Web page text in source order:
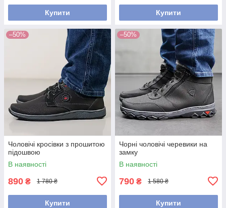
Купити Купити
–50%
Чоловічі кросівки з прошитою
підошвою
В наявності
890 ₴ 1 780 ₴
Купити
–50%
Чорні чоловічі черевики на
замку
В наявності
790 ₴ 1 580 ₴
Купити